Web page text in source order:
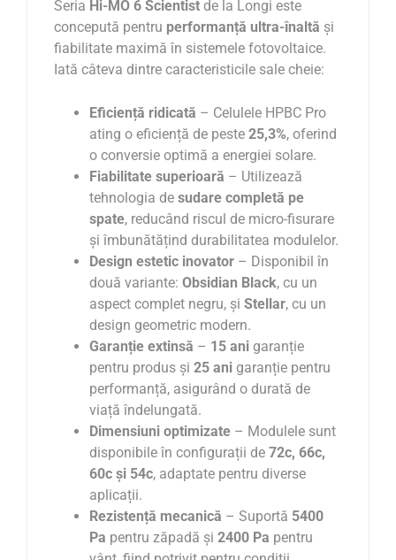
Seria Hi-MO 6 Scientist de la Longi este
concepută pentru performanță ultra-înaltă și
fiabilitate maximă în sistemele fotovoltaice.
Iată câteva dintre caracteristicile sale cheie:
Eficiență ridicată – Celulele HPBC Pro
ating o eficiență de peste 25,3%, oferind
o conversie optimă a energiei solare.
Fiabilitate superioară – Utilizează
tehnologia de sudare completă pe
spate, reducând riscul de micro-fisurare
și îmbunătățind durabilitatea modulelor.
Design estetic inovator – Disponibil în
două variante: Obsidian Black, cu un
aspect complet negru, și Stellar, cu un
design geometric modern.
Garanție extinsă – 15 ani garanție
pentru produs și 25 ani garanție pentru
performanță, asigurând o durată de
viață îndelungată.
Dimensiuni optimizate – Modulele sunt
disponibile în configurații de 72c, 66c,
60c și 54c, adaptate pentru diverse
aplicații.
Rezistență mecanică – Suportă 5400
Pa pentru zăpadă și 2400 Pa pentru